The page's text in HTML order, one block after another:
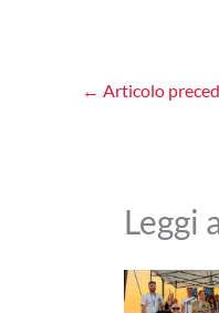
← Articolo
Leggi